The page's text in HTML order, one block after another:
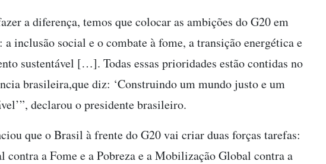
a diferença, temos que colocar as ambições do G20 em
inclusão social e o combate à fome, a transição energética e
sustentável […]. Todas essas prioridades estão contidas no
brasileira,que diz: ‘Construindo um mundo justo e um
declarou o presidente brasileiro.
que o Brasil à frente do G20 vai criar duas forças tarefas:
contra a Fome e a Pobreza e a Mobilização Global contra a